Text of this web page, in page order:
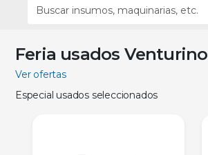
Feria usados Venturino
Ver ofertas
Especial usados seleccionados